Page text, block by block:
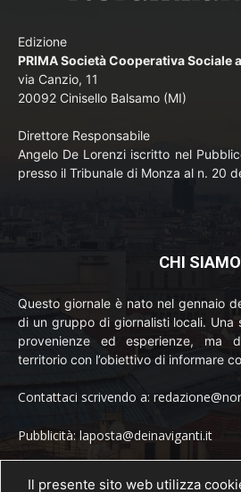
Edizione
PRIMA Società Cooperativa Sociale
via Canzio, 11
20092 Cinisello Balsamo (MI)
Direttore Responsabile
Angelo De Lorenzi iscritto nel
presso il Tribunale di Monza al n. 20
CHI SIAMO
Questo giornale è nato nel gennaio
di un gruppo di giornalisti locali. Una
provenienze ed esperienze, ma
territorio con l’obiettivo di informare
Contattaci scrivendo a:
Pubblicità: laposta@deinaviganti.it
Il presente sito web utilizza